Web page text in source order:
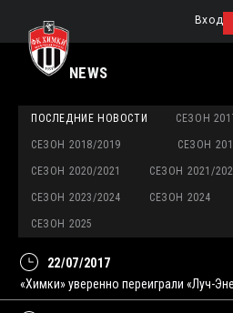
Вход
NEWS
ПОСЛЕДНИЕ НОВОСТИ СЕЗОН
СЕЗОН 2018/2019 СЕЗОН
СЕЗОН 2020/2021 СЕЗОН 2021/
СЕЗОН 2023/2024 СЕЗОН 2024
СЕЗОН 2025
22/07/2017
«Химки» уверенно переиграли «Луч-